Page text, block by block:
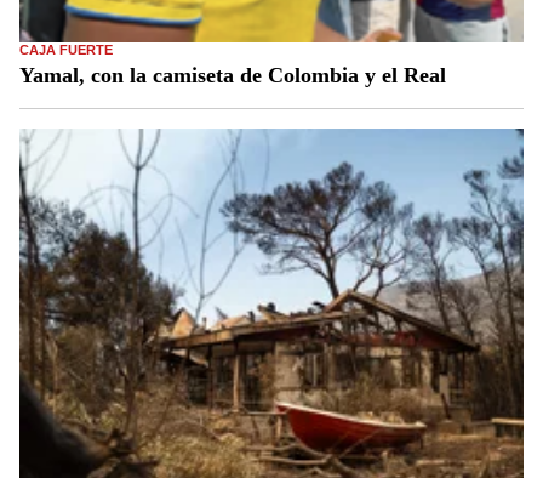
CAJA FUERTE
Yamal, con la camiseta de Colombia y el Real